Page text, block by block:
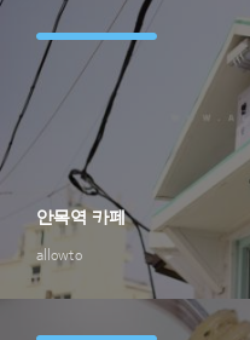
allowto
안목역 카페